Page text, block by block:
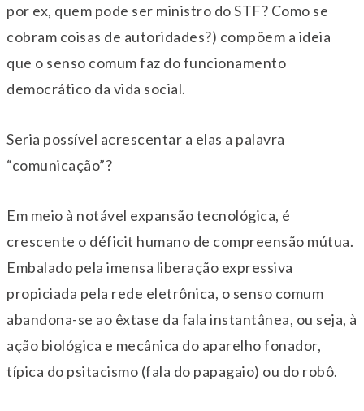
por ex, quem pode ser ministro do STF? Como se
cobram coisas de autoridades?) compõem a ideia
que o senso comum faz do funcionamento
democrático da vida social.
Seria possível acrescentar a elas a palavra
“comunicação”?
Em meio à notável expansão tecnológica, é
crescente o déficit humano de compreensão mútua.
Embalado pela imensa liberação expressiva
propiciada pela rede eletrônica, o senso comum
abandona-se ao êxtase da fala instantânea, ou seja, à
ação biológica e mecânica do aparelho fonador,
típica do psitacismo (fala do papagaio) ou do robô.